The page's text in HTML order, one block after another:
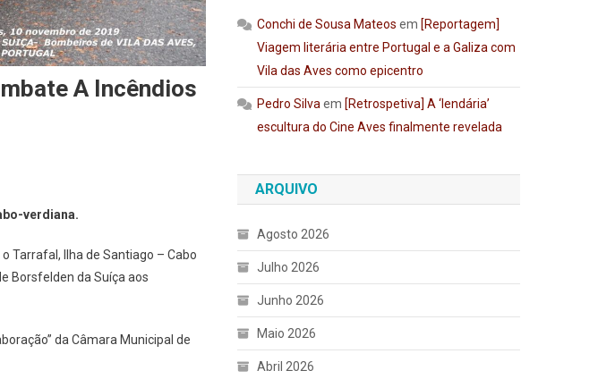
A Incêndios
verdiana.
Tarrafal, Ilha de Santiago – Cabo
Borsfelden da Suíça aos
da Câmara Municipal de
Conchi de Sousa Mateos em [Reportagem]
Viagem literária entre Portugal e a Galiza com
Vila das Aves como epicentro
Pedro Silva em [Retrospetiva] A ‘lendária’
escultura do Cine Aves finalmente revelada
ARQUIVO
Agosto 2026
Julho 2026
Junho 2026
Maio 2026
Abril 2026